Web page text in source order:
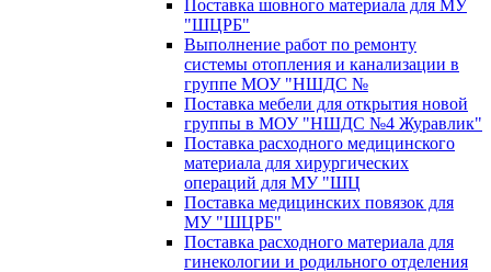
Поставка шовного материала для МУ
"ШЦРБ"
Выполнение работ по ремонту
системы отопления и канализации в
группе МОУ "НШДС №
Поставка мебели для открытия новой
группы в МОУ "НШДС №4 Журавлик"
Поставка расходного медицинского
материала для хирургических
операций для МУ "ШЦ
Поставка медицинских повязок для
МУ "ШЦРБ"
Поставка расходного материала для
гинекологии и родильного отделения